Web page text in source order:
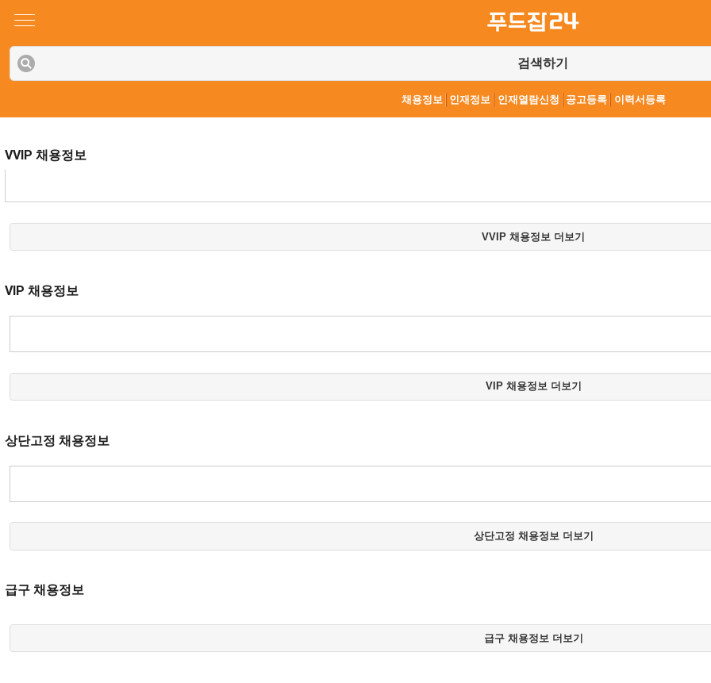
검색하기
채용정보 인재정보 인재열람신청 공고등록 이력서등록
VVIP 채용정보
VVIP 채용정보 더보기
VIP 채용정보
VIP 채용정보 더보기
상단고정 채용정보
상단고정 채용정보 더보기
급구 채용정보
급구 채용정보 더보기